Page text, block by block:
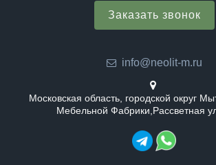
Заказать звонок
info@neolit-m.ru
Московская область, городской округ
Мебельной Фабрики,Рассветная